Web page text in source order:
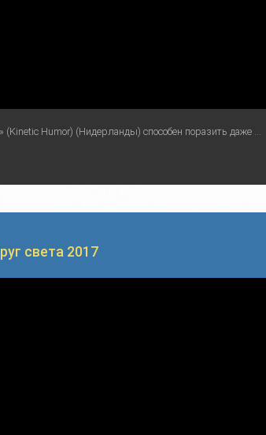
Humor) (Нидерланды) способен поразить даже ...
света 2017